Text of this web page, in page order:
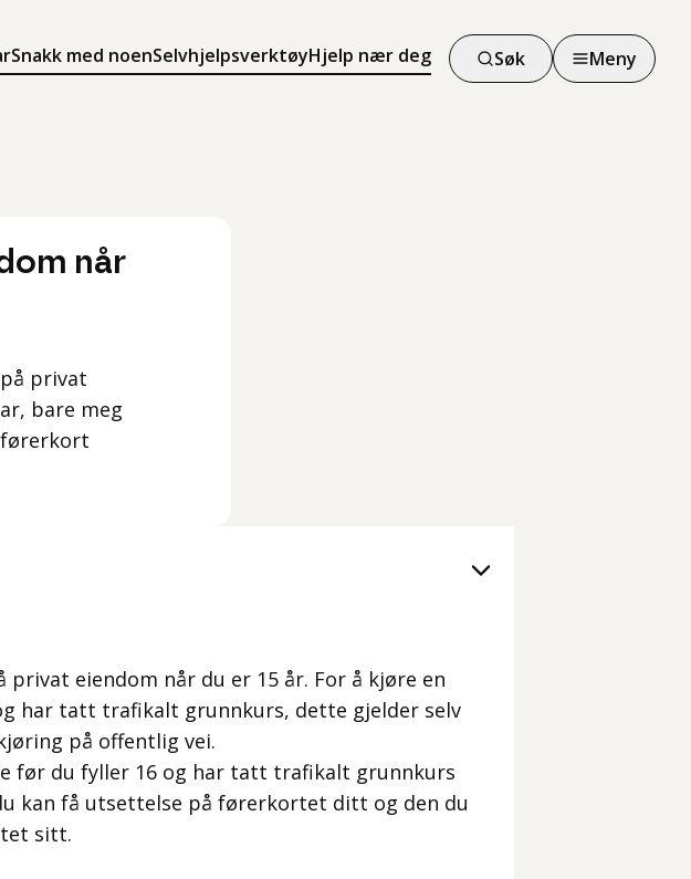
Snakk med noenSelvhjelpsverktøyHjelp nær deg Søk Meny
når
privat
bare meg
privat eiendom når du er 15 år. For å kjøre en
har tatt trafikalt grunnkurs, dette gjelder selv
på offentlig vei.
før du fyller 16 og har tatt trafikalt grunnkurs
kan få utsettelse på førerkortet ditt og den du
sitt.